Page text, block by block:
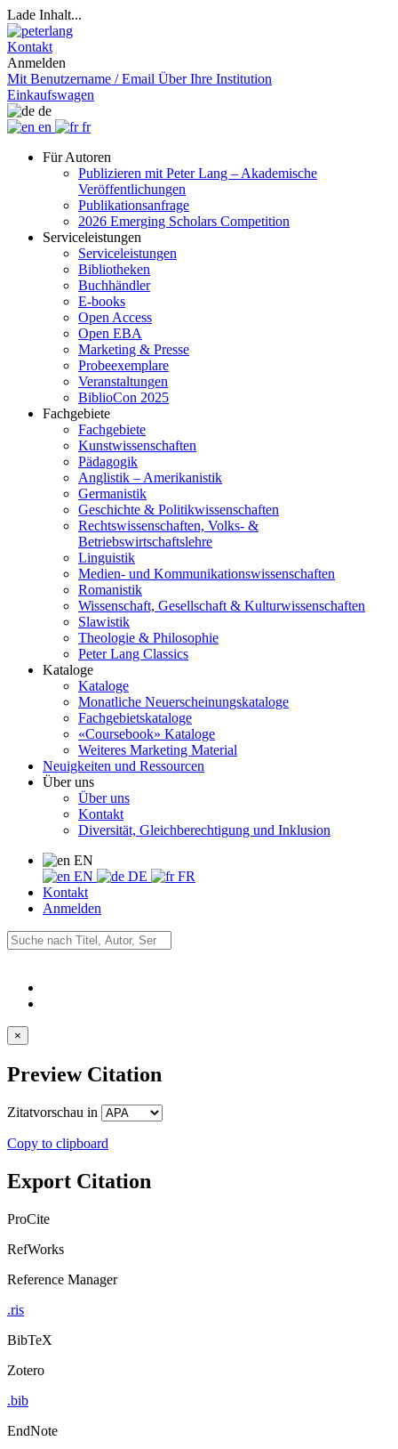
Lade Inhalt...
Kontakt
Anmelden
Mit Benutzername / Email Über Ihre Institution
Einkaufswagen
de
en
fr
Für Autoren
Publizieren mit Peter Lang – Akademische
Veröffentlichungen
Publikationsanfrage
2026 Emerging Scholars Competition
Serviceleistungen
Serviceleistungen
Bibliotheken
Buchhändler
E-books
Open Access
Open EBA
Marketing & Presse
Probeexemplare
Veranstaltungen
BiblioCon 2025
Fachgebiete
Fachgebiete
Kunstwissenschaften
Pädagogik
Anglistik – Amerikanistik
Germanistik
Geschichte & Politikwissenschaften
Rechtswissenschaften, Volks- &
Betriebswirtschaftslehre
Linguistik
Medien- und Kommunikationswissenschaften
Romanistik
Wissenschaft, Gesellschaft & Kulturwissenschaften
Slawistik
Theologie & Philosophie
Peter Lang Classics
Kataloge
Kataloge
Monatliche Neuerscheinungskataloge
Fachgebietskataloge
«Coursebook» Kataloge
Weiteres Marketing Material
Neuigkeiten und Ressourcen
Über uns
Über uns
Kontakt
Diversität, Gleichberechtigung und Inklusion
EN
EN
DE
FR
Kontakt
Anmelden
Export Citation